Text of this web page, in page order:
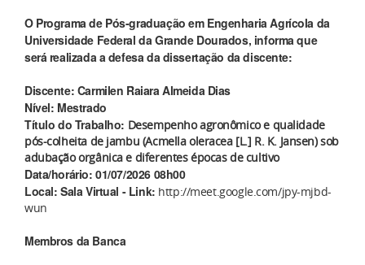
O Programa de Pós-graduação em Engenharia Agrícola da
Universidade Federal da Grande Dourados, informa que
será realizada a defesa da dissertação da discente:
Discente: Carmilen Raiara Almeida Dias
Nível: Mestrado
Título do Trabalho: Desempenho agronômico e qualidade
pós-colheita de jambu (Acmella oleracea [L.] R. K. Jansen) sob
adubação orgânica e diferentes épocas de cultivo
Data/horário: 01/07/2026 08h00
Local: Sala Virtual - Link: http://meet.google.com/jpy-mjbd-
wun
Membros da Banca